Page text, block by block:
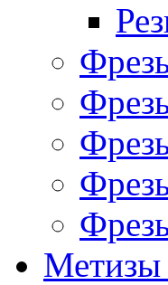
Метизы